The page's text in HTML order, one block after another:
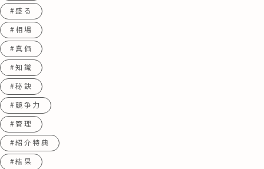
#盛る
#相場
#真価
#知識
#秘訣
#競争力
#管理
#紹介特典
#結果